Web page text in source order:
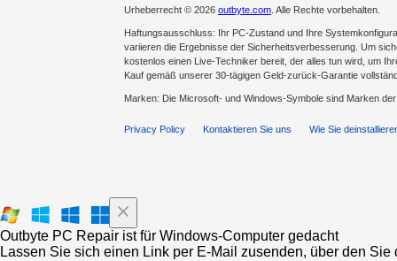
Urheberrecht © 2026 outbyte.com . Alle Rechte vorbehalten.
Haftungsausschluss: Ihr PC-Zustand und Ihre
variieren die Ergebnisse der Sicherheitsverbesserung. Um
kostenlos einen Live-Techniker bereit, der alles tun wird, um
Kauf gemäß unserer 30-tägigen Geld-zurück-Garantie
Marken: Die Microsoft- und Windows-Symbole sind Marken
Privacy Policy Kontaktieren Sie uns Wie Sie
Outbyte PC Repair ist für Windows-Computer gedacht
Lassen Sie sich einen Link per E-Mail zusenden, über den